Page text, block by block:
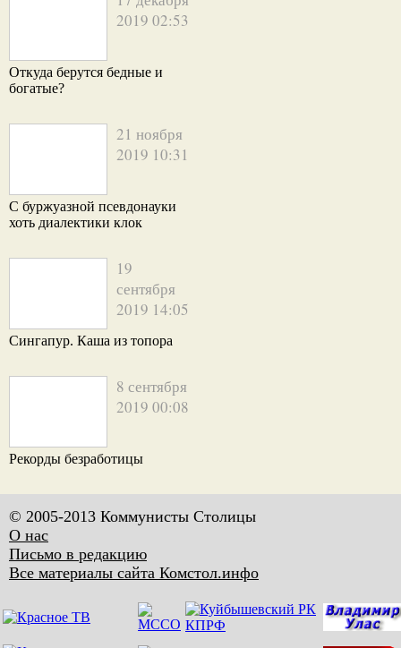
2019 02:53
Откуда берутся бедные и
богатые?
21 ноября
2019 10:31
С буржуазной псевдонауки
хоть диалектики клок
19
сентября
2019 14:05
Сингапур. Каша из топора
8 сентября
2019 00:08
Рекорды безработицы
© 2005-2013 Коммунисты Столицы
О нас
Письмо в редакцию
Все материалы сайта Комстол.инфо